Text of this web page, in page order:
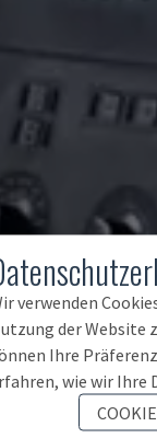
verwenden
der Website
Ihre
wie wir Ihre